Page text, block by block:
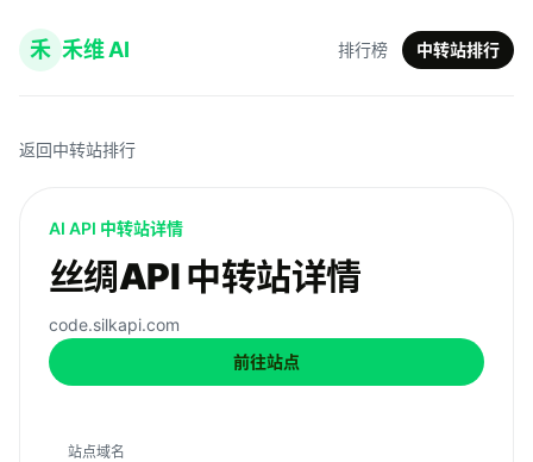
禾 禾维 AI 排行榜 中转站排行
返回中转站排行
AI API 中转站详情
丝绸API 中转站详情
code.silkapi.com
前往站点
站点域名